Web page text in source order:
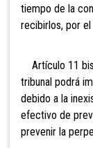
tiempo de la
recibirlos, por
Artículo 11
tribunal podrá
debido a la
efectivo de
prevenir la